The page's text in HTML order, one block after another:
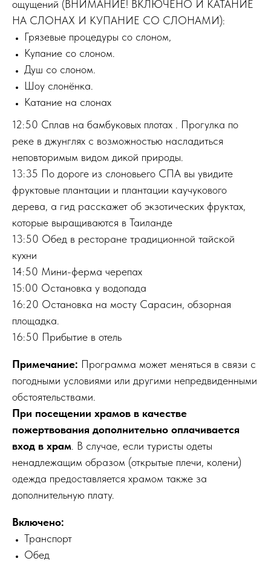
ощущений (ВНИМАНИЕ! ВКЛЮЧЕНО И КАТАНИЕ
НА СЛОНАХ И КУПАНИЕ СО СЛОНАМИ):
Грязевые процедуры со слоном,
Купание со слоном.
Душ со слоном.
Шоу слонёнка.
Катание на слонах
12:50 Сплав на бамбуковых плотах . Прогулка по
реке в джунглях с возможностью насладиться
неповторимым видом дикой природы.
13:35 По дороге из слоновьего СПА вы увидите
фруктовые плантации и плантации каучукового
дерева, а гид расскажет об экзотических фруктах,
которые выращиваются в Таиланде
13:50 Обед в ресторане традиционной тайской
кухни
14:50 Мини-ферма черепах
15:00 Остановка у водопада
16:20 Остановка на мосту Сарасин, обзорная
площадка.
16:50 Прибытие в отель
Примечание: Программа может меняться в связи с
погодными условиями или другими непредвиденными
обстоятельствами.
При посещении храмов в качестве
пожертвования дополнительно оплачивается
вход в храм . В случае, если туристы одеты
ненадлежащим образом (открытые плечи, колени)
одежда предоставляется храмом также за
дополнительную плату.
Включено:
Транспорт
Обед